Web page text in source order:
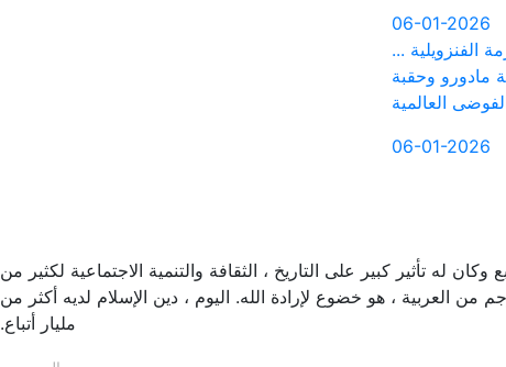
06-01-2026
الفنزويلية ...
مادورو وحقبة
العالمية
06-01-2026
01-01-2026
«إيسكر» أمام
له تأثير كبير على التاريخ ، الثقافة والتنمية الاجتماعية لكثير من
من العربية ، هو خضوع لإرادة الله. اليوم ، دين الإسلام لديه أكثر من
مليار أتباع.